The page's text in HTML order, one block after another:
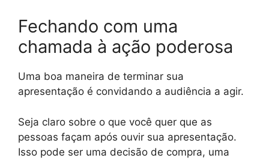
Fechando com uma
chamada à ação poderosa
Uma boa maneira de terminar sua
apresentação é convidando a audiência a agir.
Seja claro sobre o que você quer que as
pessoas façam após ouvir sua apresentação.
Isso pode ser uma decisão de compra, uma